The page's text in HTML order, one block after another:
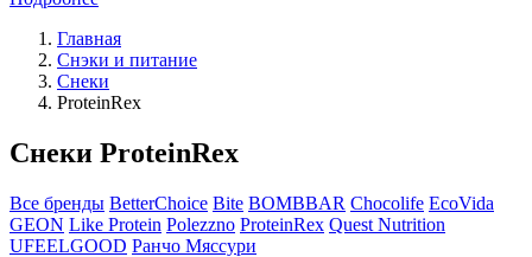
Главная
Снэки и питание
Снеки
ProteinRex
Снеки ProteinRex
Все бренды BetterChoice Bite BOMBBAR Chocolife EcoVida
GEON Like Protein Polezzno ProteinRex Quest Nutrition
UFEELGOOD Ранчо Мяссури